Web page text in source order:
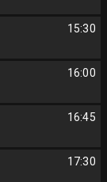
15:30
16:00
16:45
17:30